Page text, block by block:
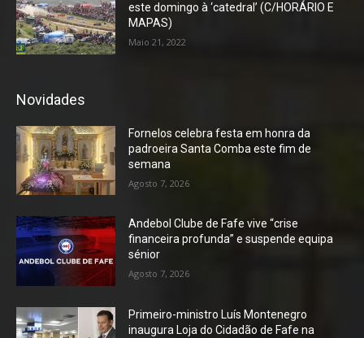
este domingo à ‘catedral’ (C/HORÁRIO E
MAPAS)
Maio 21, 2022
Novidades
Fornelos celebra festa em honra da
padroeira Santa Comba este fim de
semana
Agosto 7, 2026
Andebol Clube de Fafe vive “crise
financeira profunda” e suspende equipa
sénior
Agosto 7, 2026
Primeiro-ministro Luís Montenegro
inaugura Loja do Cidadão de Fafe na